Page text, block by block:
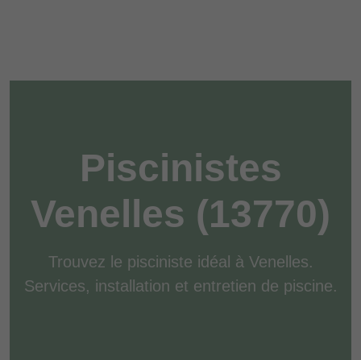
Piscinistes
Venelles (13770)
Trouvez le pisciniste idéal à Venelles.
Services, installation et entretien de piscine.